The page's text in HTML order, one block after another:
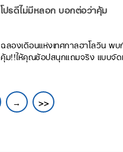
โปรดีไม่มีหลอก บอกต่อว่าคุ้ม
ฉลองเดือนแห่งเทศกาลฮาโลวีน พ
คุ้ม!!ให้คุณช้อปสนุกแถมจริง แบบจัด
→ >>